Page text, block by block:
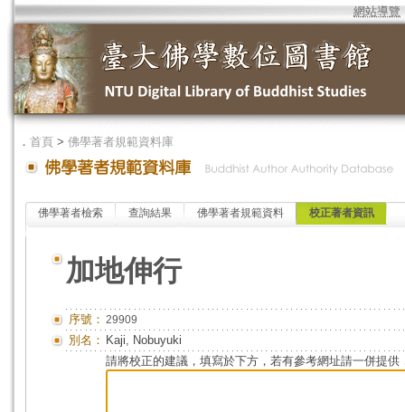
網站導覽
． 首頁 > 佛學著者規範資料庫
佛學著者檢索 查詢結果 佛學著者規範資料 校正著者資訊
加地伸行
序號： 29909
別名： Kaji, Nobuyuki
請將校正的建議，填寫於下方，若有參考網址請一併提供